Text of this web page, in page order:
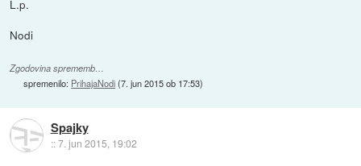
L.p.
Nodi
Zgodovina sprememb…
spremenilo: PrihajaNodi(7. jun 2015 ob 17:53)
Spajky
::7. jun 2015, 19:02